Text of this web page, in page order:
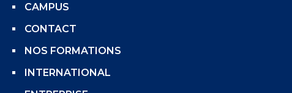
CAMPUS
CONTACT
NOS FORMATIONS
INTERNATIONAL